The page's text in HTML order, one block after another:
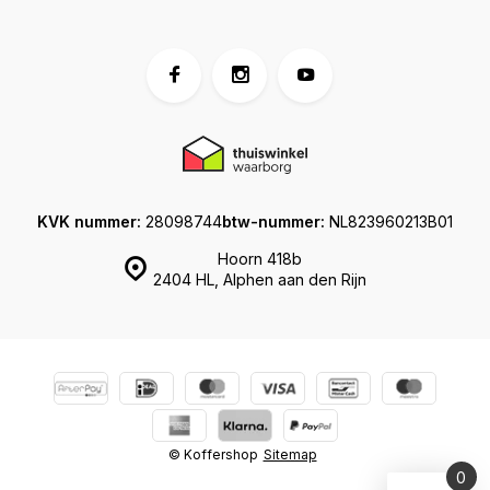
Hoorn 418b
2404 HL, Alphen aan den Rijn
KVK nummer: 28098744btw-nummer: NL823960213B01
© Koffershop Sitemap
0